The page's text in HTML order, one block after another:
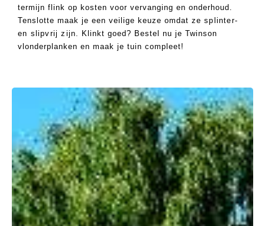
Projectadvies
Projectbegeleiding
Forza Iza
NODIG
EN ONTDEK
termijn flink op kosten voor vervanging en onderhoud.
Tenslotte maak je een veilige keuze omdat ze splinter-
en slipvrij zijn. Klinkt goed? Bestel nu je Twinson
vlonderplanken en maak je tuin compleet!